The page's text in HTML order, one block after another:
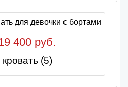
400 руб.
(5)